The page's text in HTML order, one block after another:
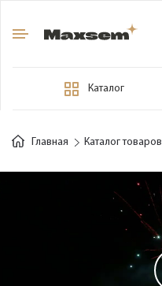
Каталог
Главная Каталог товаров